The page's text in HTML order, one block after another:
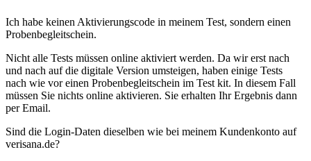
Ich habe keinen Aktivierungscode in meinem Test, sondern einen
Probenbegleitschein.
Nicht alle Tests müssen online aktiviert werden. Da wir erst nach
und nach auf die digitale Version umsteigen, haben einige Tests
nach wie vor einen Probenbegleitschein im Test kit. In diesem Fall
müssen Sie nichts online aktivieren. Sie erhalten Ihr Ergebnis dann
per Email.
Sind die Login-Daten dieselben wie bei meinem Kundenkonto auf
verisana.de?